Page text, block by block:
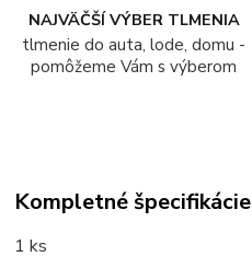
NAJVÄČŠÍ VÝBER TLMENIA
tlmenie do auta, lode, domu -
pomôžeme Vám s výberom
Kompletné špecifikácie
1 ks